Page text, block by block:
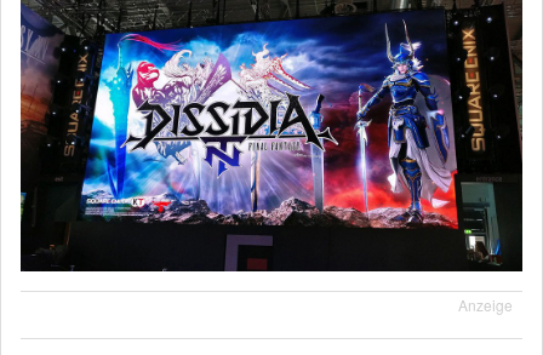
Anzeige